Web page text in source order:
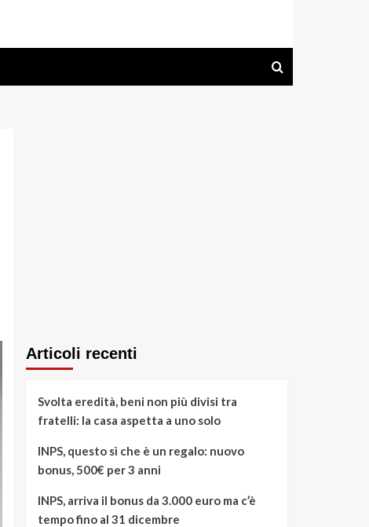
Articoli recenti
Svolta eredità, beni non più divisi tra
fratelli: la casa aspetta a uno solo
INPS, questo sì che è un regalo: nuovo
bonus, 500€ per 3 anni
INPS, arriva il bonus da 3.000 euro ma c’è
tempo fino al 31 dicembre